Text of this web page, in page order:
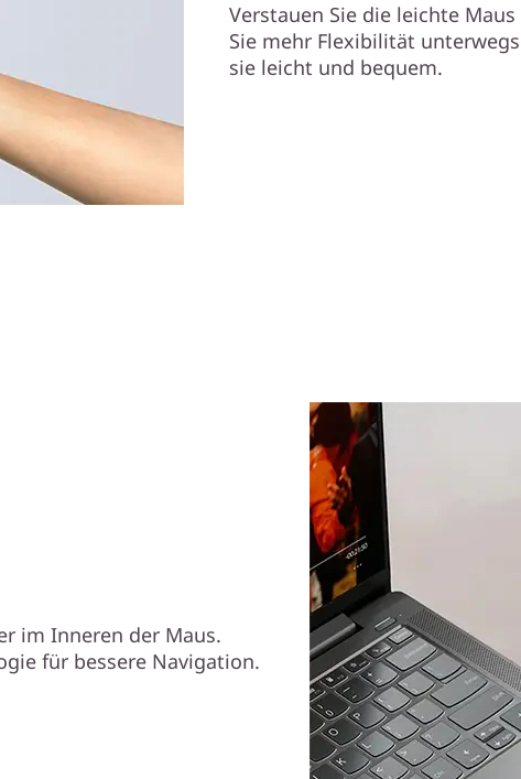
Verstauen Sie die leichte
Sie mehr Flexibilität
sie leicht und bequem.
im Inneren der Maus.
für bessere Navigation.